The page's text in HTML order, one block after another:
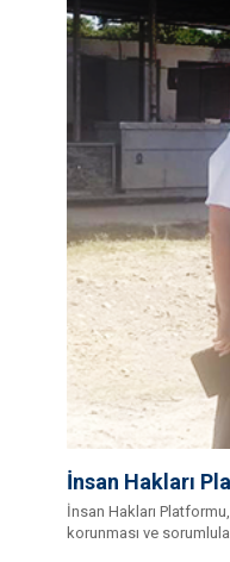
İnsan Hakları
İnsan Hakları
korunması ve